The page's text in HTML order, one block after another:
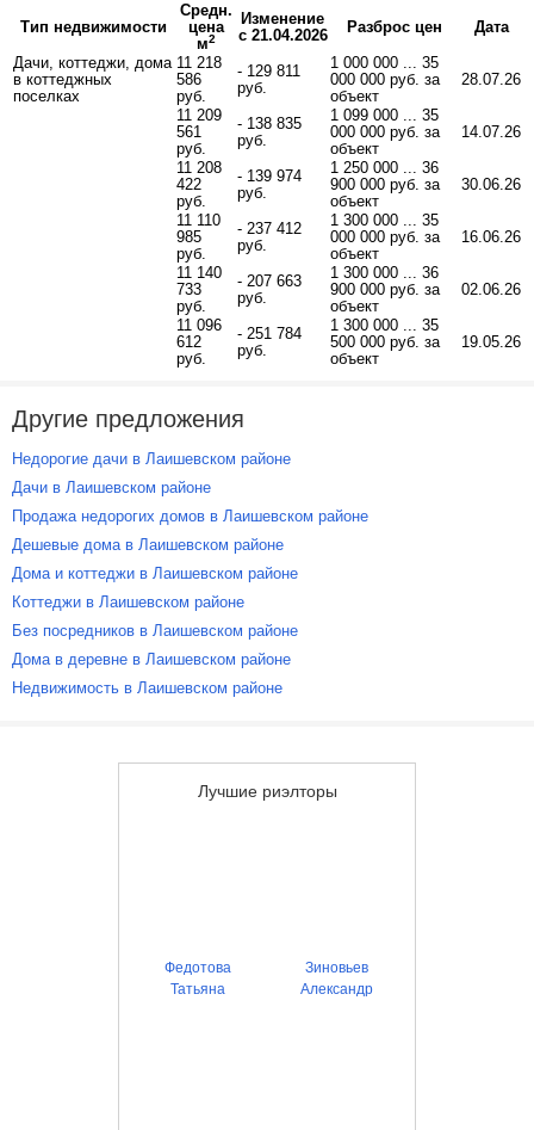
Тип недвижимости
Средн.
цена
м2
Изменение
с 21.04.2026
Разброс цен
Дата
Дачи, коттеджи, дома
в коттеджных
поселках
11 218
586
руб.
- 129 811
руб.
1 000 000 ... 35
000 000 руб. за
объект
28.07.26
11 209
561
руб.
- 138 835
руб.
1 099 000 ... 35
000 000 руб. за
объект
14.07.26
11 208
422
руб.
- 139 974
руб.
1 250 000 ... 36
900 000 руб. за
объект
30.06.26
11 110
985
руб.
- 237 412
руб.
1 300 000 ... 35
000 000 руб. за
объект
16.06.26
11 140
733
руб.
- 207 663
руб.
1 300 000 ... 36
900 000 руб. за
объект
02.06.26
11 096
612
руб.
- 251 784
руб.
1 300 000 ... 35
500 000 руб. за
объект
19.05.26
Другие предложения
Недорогие дачи в Лаишевском районе
Дачи в Лаишевском районе
Продажа недорогих домов в Лаишевском районе
Дешевые дома в Лаишевском районе
Дома и коттеджи в Лаишевском районе
Коттеджи в Лаишевском районе
Без посредников в Лаишевском районе
Дома в деревне в Лаишевском районе
Недвижимость в Лаишевском районе
Лучшие риэлторы
Федотова
Татьяна
Зиновьев
Александр